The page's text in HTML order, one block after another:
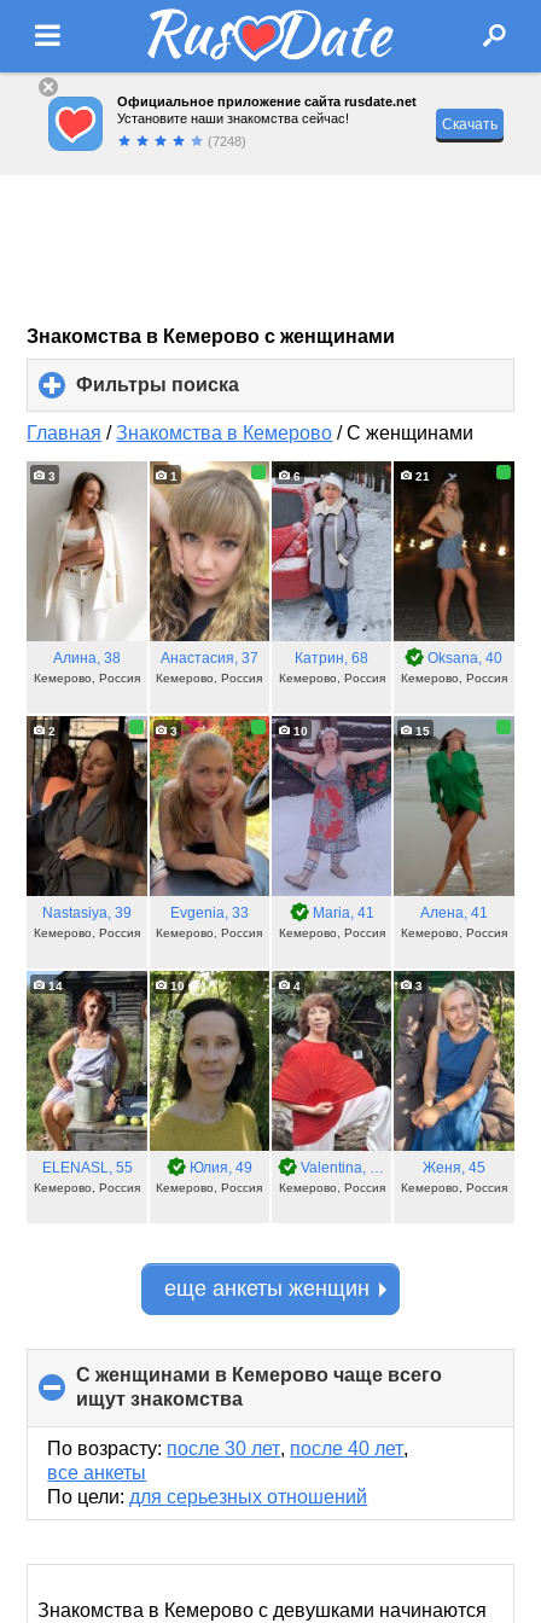
Официальное приложение сайта rusdate.net
Установите наши знакомства сейчас!
(7248)
Скачать
Знакомства в Кемерово с женщинами
Фильтры поиска
to
expand
contents
Главная /Знакомства в Кемерово /С женщинами
3
Алина, 38
Кемерово, Россия
1
Анастасия, 37
Кемерово, Россия
6
Катрин, 68
Кемерово, Россия
21
Oksаna, 40
Кемерово, Россия
2
Nastasiya, 39
Кемерово, Россия
3
Evgenia, 33
Кемерово, Россия
10
Maria, 41
Кемерово, Россия
15
Алена, 41
Кемерово, Россия
14
ELENASL, 55
Кемерово, Россия
10
Юлия, 49
Кемерово, Россия
4
Valentina, 68
Кемерово, Россия
3
Женя, 45
Кемерово, Россия
еще анкеты женщин
С женщинами в Кемерово чаще всего
ищут знакомства
to
collapse
По возрасту: после 30 лет, после 40 лет,
все анкеты
По цели: для серьезных отношений
Знакомства в Кемерово с девушками начинаются